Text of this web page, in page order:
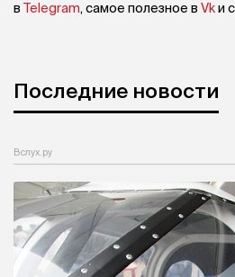
в Telegram, самое полезное в Vkи
Последние новости
Вслух.ру